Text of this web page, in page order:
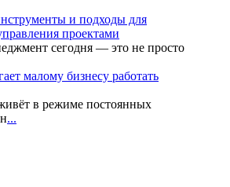
и подходы для
проектами
сегодня — это не просто
малому бизнесу работать
в режиме постоянных
...